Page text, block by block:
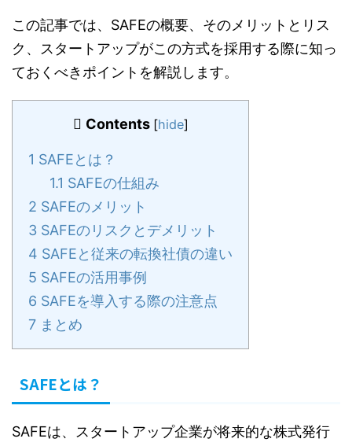
この記事では、SAFEの概要、そのメリットとリス
ク、スタートアップがこの方式を採用する際に知っ
ておくべきポイントを解説します。
Contents [hide]
1 SAFEとは？
1.1 SAFEの仕組み
2 SAFEのメリット
3 SAFEのリスクとデメリット
4 SAFEと従来の転換社債の違い
5 SAFEの活用事例
6 SAFEを導入する際の注意点
7 まとめ
SAFEとは？
SAFEは、スタートアップ企業が将来的な株式発行